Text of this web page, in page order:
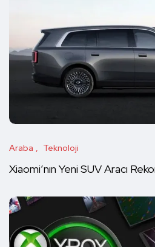
Araba Teknoloji
Xiaomi’nın Yeni SUV Aracı